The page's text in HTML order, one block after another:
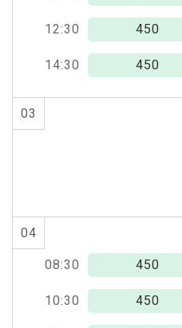
12:30 450
14:30 450
03
04
08:30 450
10:30 450